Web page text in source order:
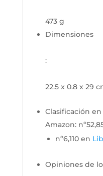
473 g
Dimensiones
:
22.5 x 0.8 x 29
Clasificación
Amazon:
nº6,110 en
Opiniones de